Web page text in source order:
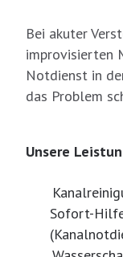
Bei akuter
improvisierten
Notdienst in
das Problem
Unsere
Sofort-